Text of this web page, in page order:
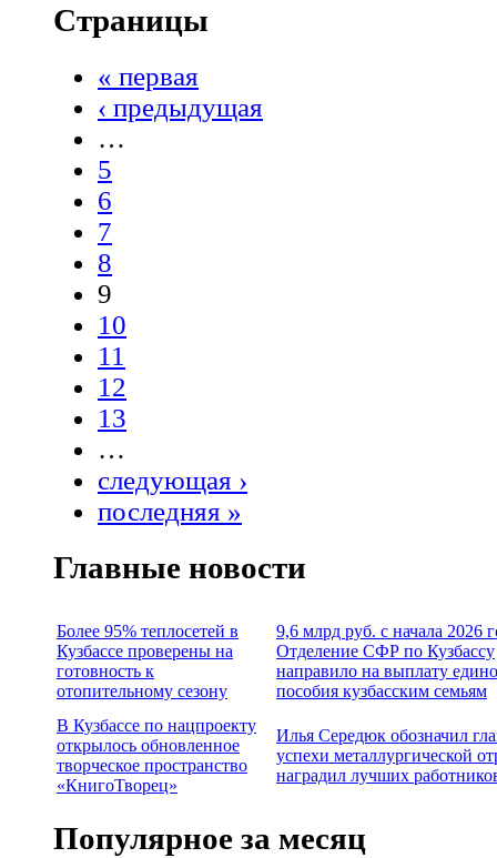
Страницы
« первая
‹ предыдущая
…
5
6
7
8
9
10
11
12
13
…
следующая ›
последняя »
Главные новости
Более 95% теплосетей в
Кузбассе проверены на
готовность к
отопительному сезону
9,6 млрд руб. с начала 2026
Отделение СФР по Кузбассу
направило на выплату
пособия кузбасским семьям
В Кузбассе по нацпроекту
открылось обновленное
творческое пространство
«КнигоТворец»
Илья Середюк обозначил
успехи металлургической
наградил лучших
Популярное за месяц